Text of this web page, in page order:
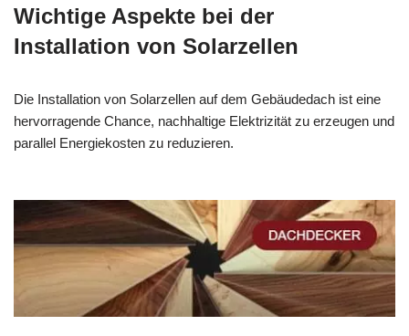
Wichtige Aspekte bei der
Installation von Solarzellen
Die Installation von Solarzellen auf dem Gebäudedach ist eine
hervorragende Chance, nachhaltige Elektrizität zu erzeugen und
parallel Energiekosten zu reduzieren.